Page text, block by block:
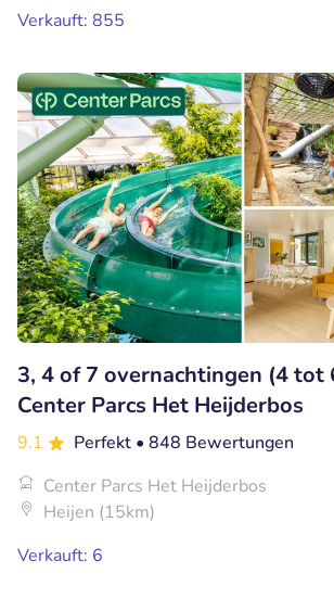
Verkauft: 855
3, 4 of 7 overnachtingen (4 tot
Center Parcs Het Heijderbos
9.1 Perfekt • 848 Bewertungen
Center Parcs Het Heijderbos
Heijen (15km)
Verkauft: 6